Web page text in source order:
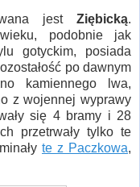
jestZiębicką.
podobnie jak
gotyckim, posiada
po dawnym
kamiennego lwa,
z wojennej wyprawy
się 4 bramy i 28
przetrwały tylko te
te z Paczkowa,